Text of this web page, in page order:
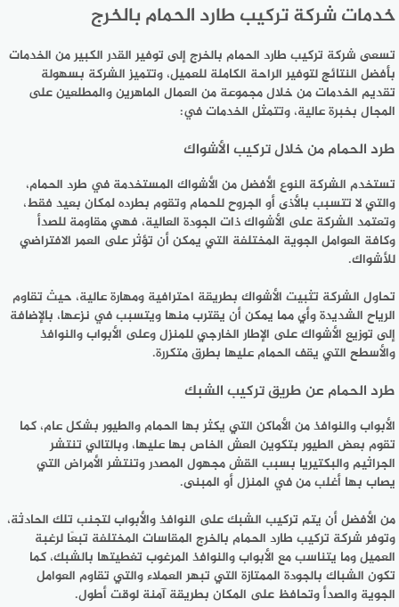
خدمات شركة تركيب طارد الحمام بالخرج
تسعى شركة تركيب طارد الحمام بالخرج إلى توفير القدر الكبير من الخدمات
بأفضل النتائج لتوفير الراحة الكاملة للعميل، وتتميز الشركة بسهولة
تقديم الخدمات من خلال مجموعة من العمال الماهرين والمطلعين على
المجال بخبرة عالية، وتتمثل الخدمات في:
طرد الحمام من خلال تركيب الأشواك
تستخدم الشركة النوع الأفضل من الأشواك المستخدمة في طرد الحمام،
والتي لا تتسبب بالأذى أو الجروح للحمام وتقوم بطرده لمكان بعيد فقط،
وتعتمد الشركة على الأشواك ذات الجودة العالية، فهي مقاومة للصدأ
وكافة العوامل الجوية المختلفة التي يمكن أن تؤثر على العمر الافتراضي
للأشواك.
تحاول الشركة تثبيت الأشواك بطريقة احترافية ومهارة عالية، حيث تقاوم
الرياح الشديدة وأي مما يمكن أن يقترب منها ويتسبب في نزعها، بالإضافة
إلى توزيع الأشواك على الإطار الخارجي للمنزل وعلى الأبواب والنوافذ
والأسطح التي يقف الحمام عليها بطرق متكررة.
طرد الحمام عن طريق تركيب الشبك
الأبواب والنوافذ من الأماكن التي يكثر بها الحمام والطيور بشكل عام، كما
تقوم بعض الطيور بتكوين العش الخاص بها عليها، وبالتالي تنتشر
الجراثيم والبكتيريا بسبب القش مجهول المصدر وتنتشر الأمراض التي
يصاب بها أغلب من في المنزل أو المبنى.
من الأفضل أن يتم تركيب الشبك على النوافذ والأبواب لتجنب تلك الحادثة،
وتوفر شركة تركيب طارد الحمام بالخرج المقاسات المختلفة تبعًا لرغبة
العميل وما يتناسب مع الأبواب والنوافذ المرغوب تغطيتها بالشبك، كما
تكون الشباك بالجودة الممتازة التي تبهر العملاء والتي تقاوم العوامل
الجوية والصدأ وتحافظ على المكان بطريقة آمنة لوقت أطول.